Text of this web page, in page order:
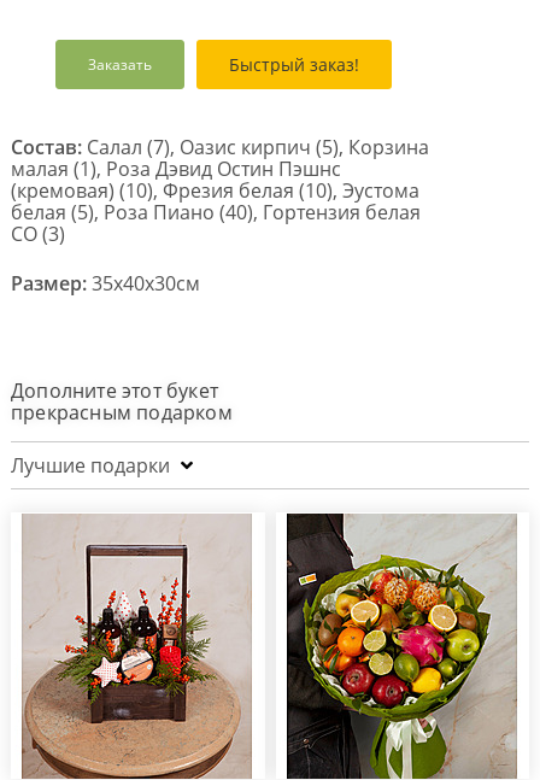
Заказать Быстрый заказ!
Состав: Салал (7), Оазис кирпич (5), Корзина
малая (1), Роза Дэвид Остин Пэшнс
(кремовая) (10), Фрезия белая (10), Эустома
белая (5), Роза Пиано (40), Гортензия белая
CO (3)
Размер:35x40x30см
Дополните этот букет
прекрасным подарком
Лучшие подарки